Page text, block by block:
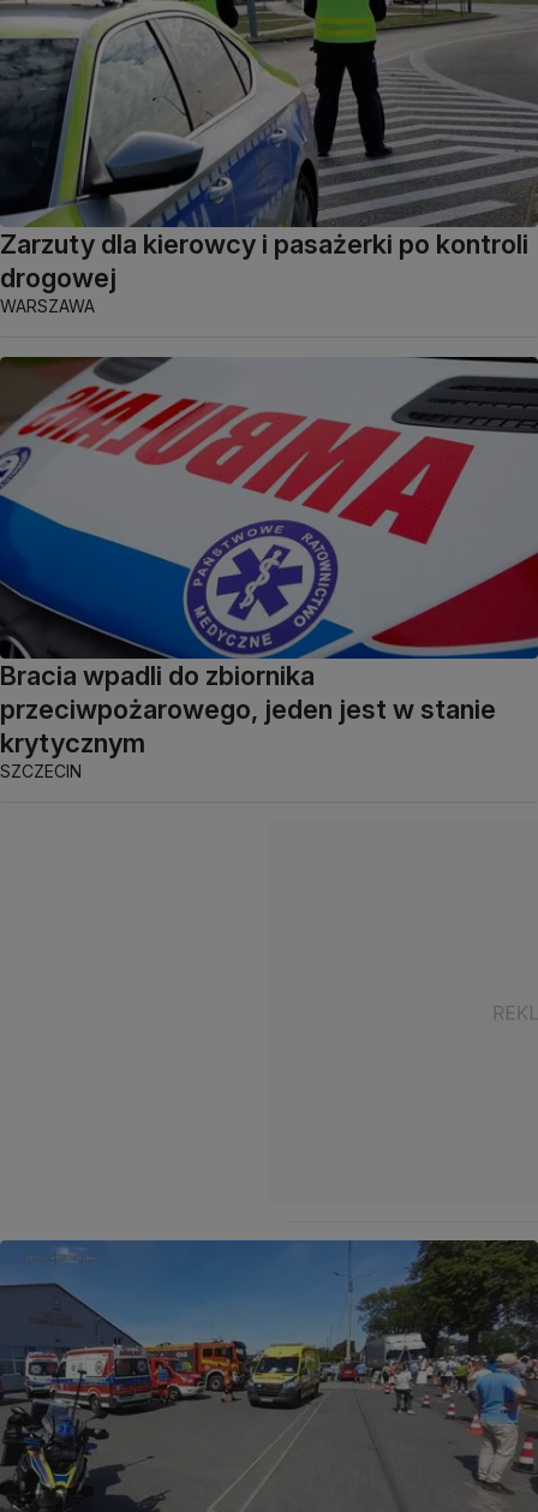
Zarzuty dla kierowcy i pasażerki po kontroli
drogowej
WARSZAWA
Bracia wpadli do zbiornika
przeciwpożarowego, jeden jest w stanie
krytycznym
SZCZECIN